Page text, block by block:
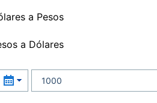
a Pesos
a Dólares